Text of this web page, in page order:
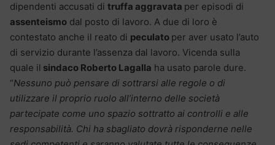
dipendenti accusati di truffa aggravata per episodi di
assenteismo dal posto di lavoro. A due di loro è
contestato anche il reato di peculato per aver usato l’auto
di servizio durante l’assenza dal lavoro. Vicenda sulla
quale il sindaco Roberto Lagalla ha usato parole dure.
“Nessuno può pensare di sottrarsi alle regole o di
utilizzare il proprio ruolo all’interno delle società
partecipate come uno spazio sottratto ai controlli e alle
responsabilità. Chi ha sbagliato dovrà risponderne nelle